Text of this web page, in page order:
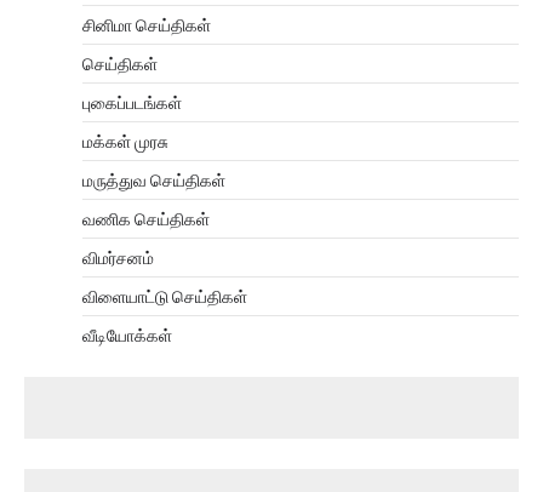
சினிமா செய்திகள்
செய்திகள்
புகைப்படங்கள்
மக்கள் முரசு
மருத்துவ செய்திகள்
வணிக செய்திகள்
விமர்சனம்
விளையாட்டு செய்திகள்
வீடியோக்கள்